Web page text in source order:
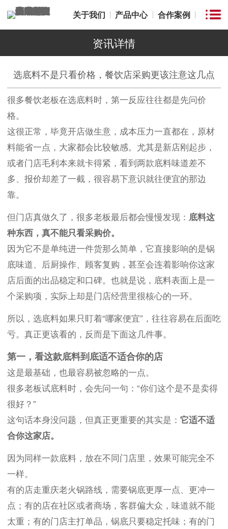
关于我们 产品中心 合作案例
资讯详情
选底料不是只看价格，餐饮店采购更该注意这几点
很多餐饮老板在选底料时，第一反应往往都是先问价
格。
这很正常，毕竟开店做生意，成本压力一直都在，原材
料能省一点，大家都会比较敏感。尤其是新店刚起步，
或者门店毛利本来就卡得紧，看到两款底料味道差不
多、报价却差了一截，很容易下意识就往便宜的那边
靠。
但门店真做久了，很多老板最后都会慢慢发现： 底料这
种东西，真不能只看采购价。
因为它不是单纯进一件货那么简单，它直接影响的是锅
底味道、后厨操作、顾客复购，甚至会连着影响你这家
店后面的出品稳定和口碑。也就是说，底料表面上是一
个采购项，实际上却是门店经营里很核心的一环。
所以，选底料如果只盯着“哪家便宜”，往往容易在后面吃
亏。真正更该看的，反而是下面这几件事。
第一，看这款底料到底适不适合你的店
这是最基础，也最容易被忽略的一点。
很多老板试底料时，会先问一句：“你们这个是不是卖得
很好？”
这句话本身没问题，但真正更重要的其实是： 它适不适
合你这家店。
因为同样一款底料，放在不同门店里，效果可能完全不
一样。
有的店走重庆老火锅路线，需要锅底更厚一点、更冲一
点；有的店在社区或者商场，客群偏大众，味道就不能
太重；有的门店主打单品，锅底只要稳定托味；有的门